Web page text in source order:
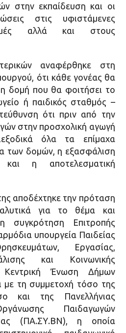
στην εκπαίδευση και οι
στις υφιστάμενες
αλλά και στους
αναφέρθηκε στη
ότι κάθε γονέας θα
δομή που θα φοιτήσει το
ή παιδικός σταθμός –
ότι πριν από την
στην προσχολική αγωγή
όλα τα επίμαχα
των δομών, η εξασφάλιση
η αποτελεσματική
αποδέχτηκε την πρόταση
για το θέμα και
συγκρότηση Επιτροπής
υπουργεία Παιδείας
Εργασίας,
και Κοινωνικής
Κεντρική Ένωση Δήμων
με τη συμμετοχή τόσο της
της Πανελλήνιας
Παιδαγωγών
(ΠΑ.ΣΥ.ΒΝ), η οποία